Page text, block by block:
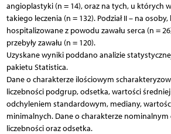
angioplastyki (n = 14), oraz na tych, u których
takiego leczenia (n = 132). Podział II – na
hospitalizowane z powodu zawału serca (n =
przebyły zawału (n = 120).
Uzyskane wyniki poddano analizie
pakietu Statistica.
Dane o charakterze ilościowym
liczebności podgrup, odsetka, wartości
odchyleniem standardowym, mediany,
minimalnych. Dane o charakterze nominalnym
liczebności oraz odsetka.